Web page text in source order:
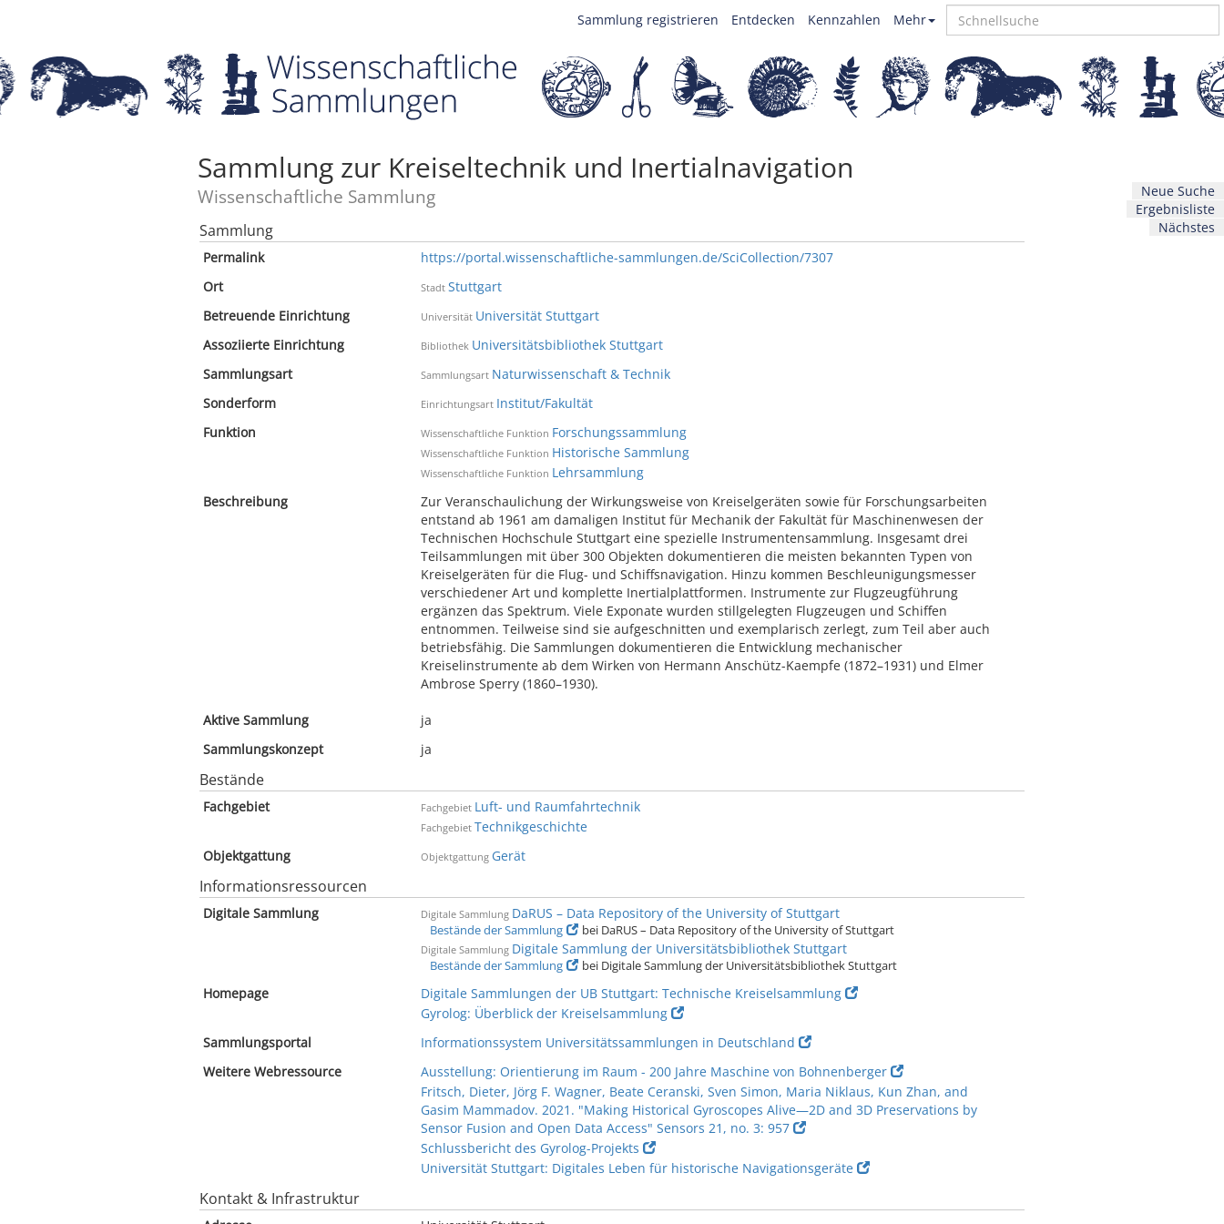
Mehr
Kennzahlen
Entdecken
Sammlung registrieren
Neue Suche
Ergebnisliste
Nächstes
Sammlung zur Kreiseltechnik und Inertialnavigation
Wissenschaftliche Sammlung
Sammlung
Permalink
https://portal.wissenschaftliche-sammlungen.de/SciCollection/7307
Ort
Stadt Stuttgart
Betreuende Einrichtung
Universität Universität Stuttgart
Assoziierte Einrichtung
Bibliothek Universitätsbibliothek Stuttgart
Sammlungsart
Sammlungsart Naturwissenschaft & Technik
Sonderform
Einrichtungsart Institut/Fakultät
Funktion
Wissenschaftliche Funktion Forschungssammlung
Wissenschaftliche Funktion Historische Sammlung
Wissenschaftliche Funktion Lehrsammlung
Beschreibung
Zur Veranschaulichung der Wirkungsweise von Kreiselgeräten sowie für Forschungsarbeiten
entstand ab 1961 am damaligen Institut für Mechanik der Fakultät für Maschinenwesen der
Technischen Hochschule Stuttgart eine spezielle Instrumentensammlung. Insgesamt drei
Teilsammlungen mit über 300 Objekten dokumentieren die meisten bekannten Typen von
Kreiselgeräten für die Flug- und Schiffsnavigation. Hinzu kommen Beschleunigungsmesser
verschiedener Art und komplette Inertialplattformen. Instrumente zur Flugzeugführung
ergänzen das Spektrum. Viele Exponate wurden stillgelegten Flugzeugen und Schiffen
entnommen. Teilweise sind sie aufgeschnitten und exemplarisch zerlegt, zum Teil aber auch
betriebsfähig. Die Sammlungen dokumentieren die Entwicklung mechanischer
Kreiselinstrumente ab dem Wirken von Hermann Anschütz-Kaempfe (1872–1931) und Elmer
Ambrose Sperry (1860–1930).
Aktive Sammlung
ja
Sammlungskonzept
ja
Bestände
Fachgebiet Fachgebiet Luft- und Raumfahrtechnik
Fachgebiet Technikgeschichte
Objektgattung
Objektgattung Gerät
Informationsressourcen
Digitale Sammlung Digitale Sammlung DaRUS – Data Repository of the University of Stuttgart
Bestände der Sammlung bei DaRUS – Data Repository of the University of Stuttgart
Digitale Sammlung Digitale Sammlung der Universitätsbibliothek Stuttgart
Bestände der Sammlung bei Digitale Sammlung der Universitätsbibliothek Stuttgart
Homepage
Digitale Sammlungen der UB Stuttgart: Technische Kreiselsammlung
Gyrolog: Überblick der Kreiselsammlung
Sammlungsportal
Informationssystem Universitätssammlungen in Deutschland
Weitere Webressource
Ausstellung: Orientierung im Raum - 200 Jahre Maschine von Bohnenberger
Fritsch, Dieter, Jörg F. Wagner, Beate Ceranski, Sven Simon, Maria Niklaus, Kun Zhan, and
Gasim Mammadov. 2021. "Making Historical Gyroscopes Alive—2D and 3D Preservations by
Sensor Fusion and Open Data Access" Sensors 21, no. 3: 957
Schlussbericht des Gyrolog-Projekts
Universität Stuttgart: Digitales Leben für historische Navigationsgeräte
Kontakt & Infrastruktur